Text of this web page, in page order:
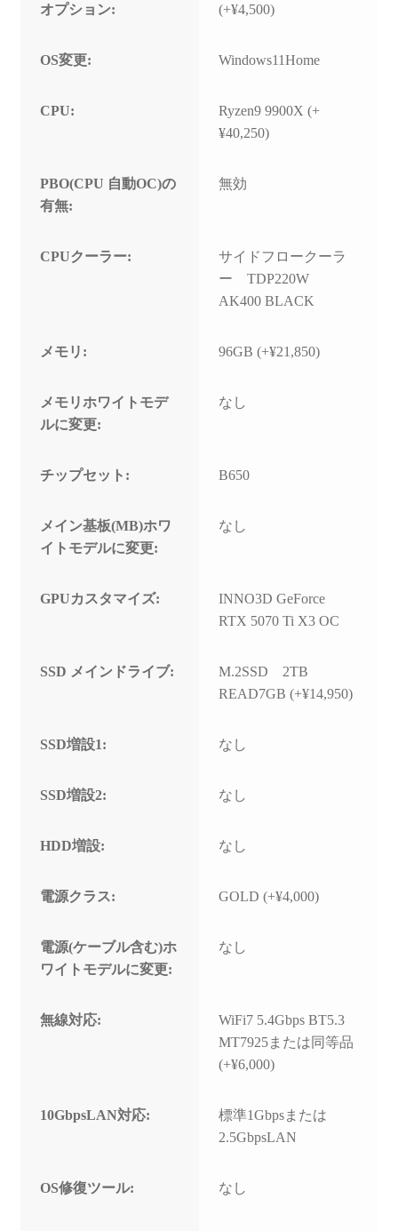
オプション:
(+¥4,500)
OS変更: Windows11Home
CPU:
Ryzen9 9900X (+
¥40,250)
PBO(CPU 自動OC)の
有無:
無効
CPUクーラー:
サイドフロークーラ
ー TDP220W
AK400 BLACK
メモリ: 96GB (+¥21,850)
メモリホワイトモデ
ルに変更:
なし
チップセット: B650
メイン基板(MB)ホワ
イトモデルに変更:
なし
GPUカスタマイズ:
INNO3D GeForce
RTX 5070 Ti X3 OC
SSD メインドライブ:
M.2SSD 2TB
READ7GB (+¥14,950)
SSD増設1: なし
SSD増設2: なし
HDD増設: なし
電源クラス: GOLD (+¥4,000)
電源(ケーブル含む)ホ
ワイトモデルに変更:
なし
無線対応:
WiFi7 5.4Gbps BT5.3
MT7925または同等品
(+¥6,000)
10GbpsLAN対応:
標準1Gbpsまたは
2.5GbpsLAN
OS修復ツール: なし